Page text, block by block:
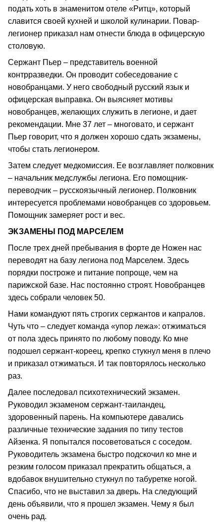
подать хоть в знаменитом отеле «Ритц», который
славится своей кухней и школой кулинарии. Повар-
легионер приказал нам отнести блюда в офицерскую
столовую.
Сержант Пьер – представитель военной
контрразведки. Он проводит собеседование с
новобранцами. У него свободный русский язык и
офицерская выправка. Он выясняет мотивы
новобранцев, желающих служить в легионе, и дает
рекомендации. Мне 37 лет – многовато, и сержант
Пьер говорит, что я должен хорошо сдать экзамены,
чтобы стать легионером.
Затем следует медкомиссия. Ее возглавляет полковник
– начальник медслужбы легиона. Его помощник-
переводчик – русскоязычный легионер. Полковник
интересуется проблемами новобранцев со здоровьем.
Помощник замеряет рост и вес.
ЭКЗАМЕНЫ ПОД МАРСЕЛЕМ
После трех дней пребывания в форте де Ножен нас
переводят на базу легиона под Марселем. Здесь
порядки построже и питание попроще, чем на
парижской базе. Нас постоянно строят. Новобранцев
здесь собрали человек 50.
Нами командуют пять строгих сержантов и капралов.
Чуть что – следует команда «упор лежа»: отжиматься
от пола здесь принято по любому поводу. Ко мне
подошел сержант-кореец, крепко стукнул меня в плечо
и приказал отжиматься. И так повторялось несколько
раз.
Далее последовал психотехнический экзамен.
Руководил экзаменом сержант-таиландец,
здоровенный парень. На компьютере давались
различные технические задания по типу тестов
Айзенка. Я попытался посоветоваться с соседом.
Руководитель экзамена быстро подскочил ко мне и
резким голосом приказал прекратить общаться, а
вдобавок внушительно стукнул по табуретке ногой.
Спасибо, что не выставил за дверь. На следующий
день объявили, что я прошел экзамен. Чему я был
очень рад.